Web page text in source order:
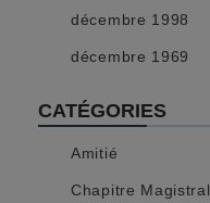
décembre 1998
décembre 1969
CATÉGORIES
Amitié
Chapitre Magistral